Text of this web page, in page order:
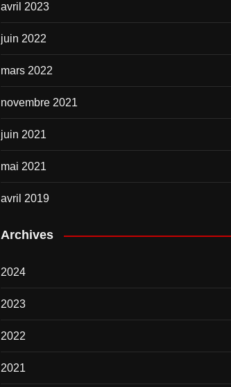
avril 2023
juin 2022
mars 2022
novembre 2021
juin 2021
mai 2021
avril 2019
Archives
2024
2023
2022
2021